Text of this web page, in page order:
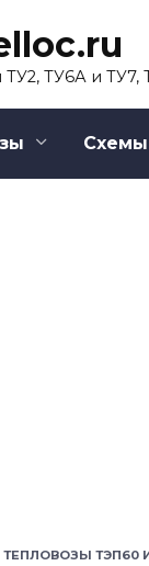
ТУ6А и ТУ7,
Схемы
ТЕПЛОВОЗЫ ТЭП60